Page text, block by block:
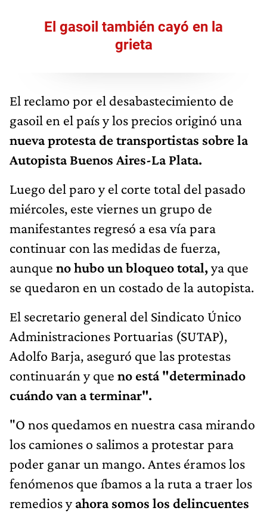
El gasoil también cayó en la
grieta
El reclamo por el desabastecimiento de
gasoil en el país y los precios originó una
nueva protesta de transportistas sobre la
Autopista Buenos Aires-La Plata.
Luego del paro y el corte total del pasado
miércoles, este viernes un grupo de
manifestantes regresó a esa vía para
continuar con las medidas de fuerza,
aunque no hubo un bloqueo total,ya que
se quedaron en un costado de la autopista.
El secretario general del Sindicato Único
Administraciones Portuarias (SUTAP),
Adolfo Barja, aseguró que las protestas
continuarán y que no está "determinado
cuándo van a terminar".
"O nos quedamos en nuestra casa mirando
los camiones o salimos a protestar para
poder ganar un mango. Antes éramos los
fenómenos que íbamos a la ruta a traer los
remedios yahora somos los delincuentes